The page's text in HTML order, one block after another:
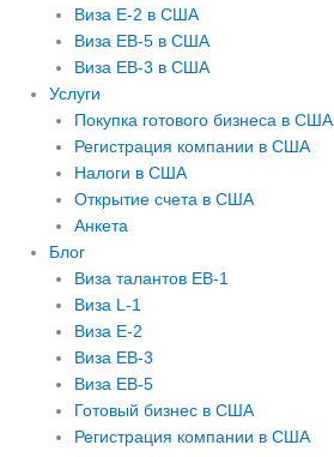
Виза E-2 в США
Виза EB-5 в США
Виза EB-3 в США
Услуги
Покупка готового бизнеса в США
Регистрация компании в США
Налоги в США
Открытие счета в США
Анкета
Блог
Виза талантов EB-1
Виза L-1
Виза E-2
Виза EB-3
Виза EB-5
Готовый бизнес в США
Регистрация компании в США